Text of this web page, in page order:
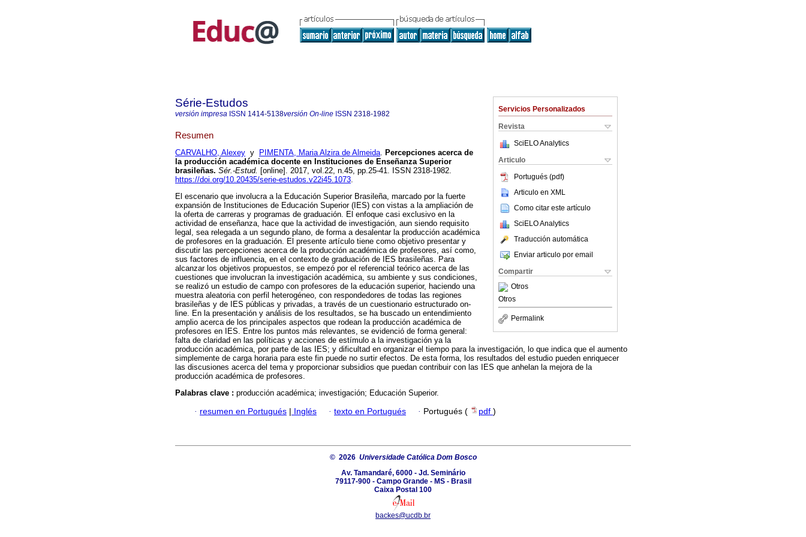
Servicios Personalizados
Revista
SciELO Analytics
Articulo
Portugués (pdf)
Articulo en XML
Como citar este artículo
SciELO Analytics
Traducción automática
Enviar articulo por email
Compartir
Otros
Otros
Permalink
Série-Estudos
versión impresa ISSN 1414-5138versión On-line ISSN 2318-1982
Resumen
CARVALHO, Alexey y PIMENTA, Maria Alzira de Almeida. Percepciones acerca de
la producción académica docente en Instituciones de Enseñanza Superior
brasileñas. Sér.-Estud. [online]. 2017, vol.22, n.45, pp.25-41. ISSN 2318-1982.
https://doi.org/10.20435/serie-estudos.v22i45.1073.
El escenario que involucra a la Educación Superior Brasileña, marcado por la fuerte
expansión de Instituciones de Educación Superior (IES) con vistas a la ampliación de
la oferta de carreras y programas de graduación. El enfoque casi exclusivo en la
actividad de enseñanza, hace que la actividad de investigación, aun siendo requisito
legal, sea relegada a un segundo plano, de forma a desalentar la producción académica
de profesores en la graduación. El presente artículo tiene como objetivo presentar y
discutir las percepciones acerca de la producción académica de profesores, así como,
sus factores de influencia, en el contexto de graduación de IES brasileñas. Para
alcanzar los objetivos propuestos, se empezó por el referencial teórico acerca de las
cuestiones que involucran la investigación académica, su ambiente y sus condiciones,
se realizó un estudio de campo con profesores de la educación superior, haciendo una
muestra aleatoria con perfil heterogéneo, con respondedores de todas las regiones
brasileñas y de IES públicas y privadas, a través de un cuestionario estructurado on-
line. En la presentación y análisis de los resultados, se ha buscado un entendimiento
amplio acerca de los principales aspectos que rodean la producción académica de
profesores en IES. Entre los puntos más relevantes, se evidenció de forma general:
falta de claridad en las políticas y acciones de estímulo a la investigación ya la
producción académica, por parte de las IES; y dificultad en organizar el tiempo para la investigación, lo que indica que el aumento
simplemente de carga horaria para este fin puede no surtir efectos. De esta forma, los resultados del estudio pueden enriquecer
las discusiones acerca del tema y proporcionar subsidios que puedan contribuir con las IES que anhelan la mejora de la
producción académica de profesores.
Palabras clave : producción académica; investigación; Educación Superior.
· resumen en Portugués | Inglés · texto en Portugués · Portugués ( pdf )
© 2026 Universidade Católica Dom Bosco
Av. Tamandaré, 6000 - Jd. Seminário
79117-900 - Campo Grande - MS - Brasil
Caixa Postal 100
backes@ucdb.br